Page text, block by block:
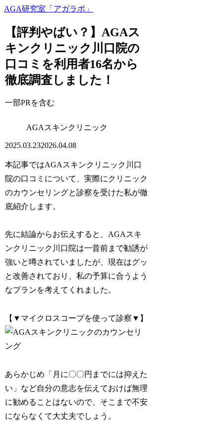
AGA研究室「アガラボ」
【評判やばい？】AGAス
キンクリニック川口院の
口コミを利用者16名から
徹底調査しました！
一部PRを含む
AGAスキンクリニック
2025.03.232026.04.08
本記事ではAGAスキンクリニック川口
院の口コミについて、実際にクリニック
のカウンセリングと診察を受けた私が徹
底紹介します。
先に結論からお伝えすると、AGAスキ
ンクリニック川口院は一昔前まで勧誘が
強いと噂されていましたが、現在はグッ
と改善されており、私の予算に合うよう
なプランを考えてくれました。
【▼ マイクロスコープを使って診察 ▼】
あらかじめ「月に〇〇円までには抑えた
い」など自分の意志を伝えておけば無理
に勧めることはないので、そこまで不安
にならなくて大丈夫でしょう。